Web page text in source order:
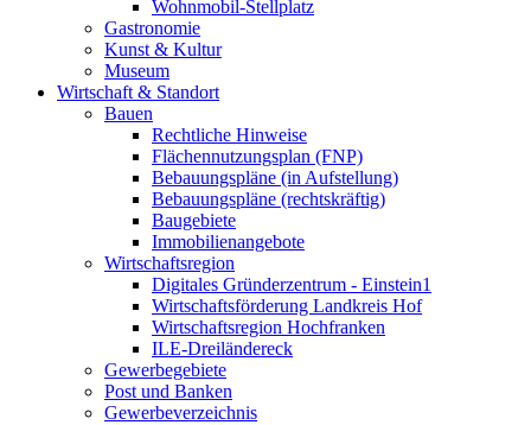
Wohnmobil-Stellplatz
Gastronomie
Kunst & Kultur
Museum
Wirtschaft & Standort
Bauen
Rechtliche Hinweise
Flächennutzungsplan (FNP)
Bebauungspläne (in Aufstellung)
Bebauungspläne (rechtskräftig)
Baugebiete
Immobilienangebote
Wirtschaftsregion
Digitales Gründerzentrum - Einstein1
Wirtschaftsförderung Landkreis Hof
Wirtschaftsregion Hochfranken
ILE-Dreiländereck
Gewerbegebiete
Post und Banken
Gewerbeverzeichnis